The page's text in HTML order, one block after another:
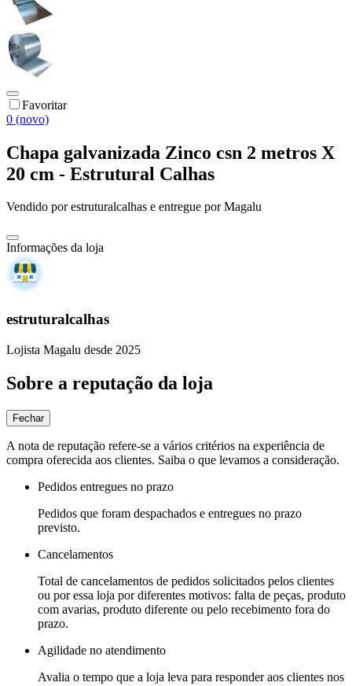
Favoritar
0 (novo)
Chapa galvanizada Zinco csn 2 metros X
20 cm - Estrutural Calhas
Vendido porestruturalcalhas e entregue por Magalu
Informações da loja
estruturalcalhas
Lojista Magalu desde 2025
Sobre a reputação da loja
Fechar
A nota de reputação refere-se a vários critérios na experiência de
compra oferecida aos clientes. Saiba o que levamos a consideração.
Pedidos entregues no prazo
Pedidos que foram despachados e entregues no prazo
previsto.
Cancelamentos
Total de cancelamentos de pedidos solicitados pelos clientes
ou por essa loja por diferentes motivos: falta de peças, produto
com avarias, produto diferente ou pelo recebimento fora do
prazo.
Agilidade no atendimento
Avalia o tempo que a loja leva para responder aos clientes nos